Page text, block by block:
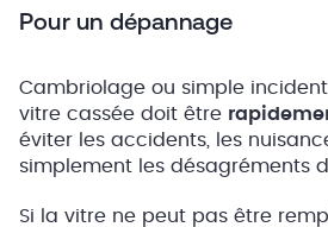
Pour un dépannage
Cambriolage ou simple
vitre cassée doit être
éviter les accidents, les
simplement les désagréments
Si la vitre ne peut pas être